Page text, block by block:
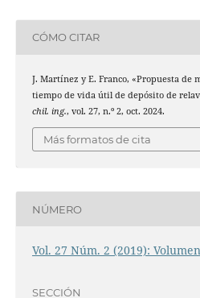
CÓMO CITAR
J. Martínez y E. Franco, «Propuesta de
tiempo de vida útil de depósito de
chil. ing., vol. 27, n.º 2, oct. 2024.
Más formatos de cita
NÚMERO
Vol. 27 Núm. 2 (2019):
SECCIÓN